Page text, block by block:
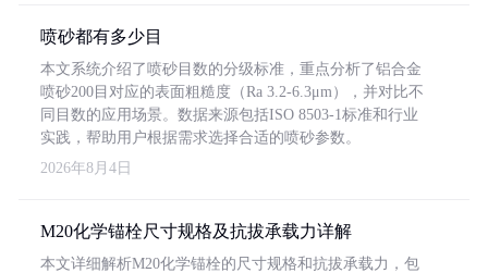
喷砂都有多少目
本文系统介绍了喷砂目数的分级标准，重点分析了铝合金
喷砂200目对应的表面粗糙度（Ra 3.2-6.3μm），并对比不
同目数的应用场景。数据来源包括ISO 8503-1标准和行业
实践，帮助用户根据需求选择合适的喷砂参数。
2026年8月4日
M20化学锚栓尺寸规格及抗拔承载力详解
本文详细解析M20化学锚栓的尺寸规格和抗拔承载力，包